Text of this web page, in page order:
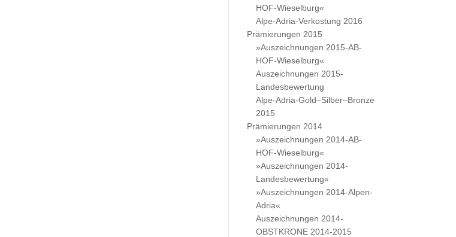
HOF-Wieselburg«
Alpe-Adria-Verkostung 2016
Prämierungen 2015
»Auszeichnungen 2015-AB-
HOF-Wieselburg«
Auszeichnungen 2015-
Landesbewertung
Alpe-Adria-Gold–Silber–Bronze
2015
Prämierungen 2014
»Auszeichnungen 2014-AB-
HOF-Wieselburg«
»Auszeichnungen 2014-
Landesbewertung«
»Auszeichnungen 2014-Alpen-
Adria«
Auszeichnungen 2014-
OBSTKRONE 2014-2015